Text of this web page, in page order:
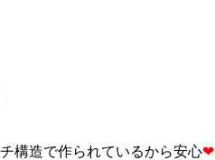
構造で作られているから安心❤